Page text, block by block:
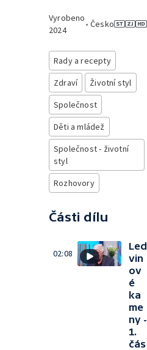
Vyrobeno
2024
• Česko
Rady a recepty
Zdraví
Životní styl
Společnost
Děti a mládež
Společnost - životní
styl
Rozhovory
Části dílu
02:08
Led
vin
ov
é
ka
me
ny -
1.
čás